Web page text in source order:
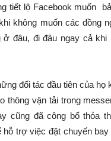
tiết lộ Facebook muốn
không muốn các đồng
ở đâu, đi đâu ngay cả khi
đối tác đầu tiên của họ
thông vận tải trong
cũng đã công bố thỏa
hỗ trợ việc đặt chuyến